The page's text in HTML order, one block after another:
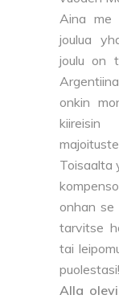
Aina me
joulua
joulu on
onkin
kiireisin
Toisaalta
onhan se
tarvitse
tai
puolestasi!
Alla